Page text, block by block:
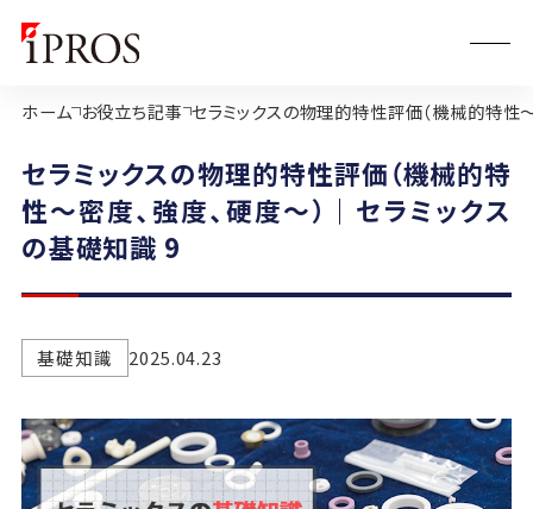
ホーム お役立ち記事 セラミックスの物理的特性評価（機械的特性
セラミックスの物理的特性評価（機械的特
性～密度、強度、硬度～）｜セラミックス
の基礎知識 9
基礎知識 2025.04.23